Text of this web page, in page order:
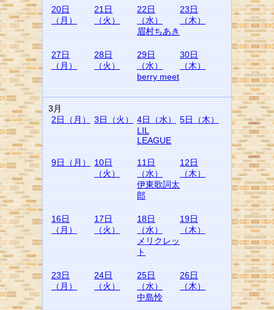
20日
（月）
21日
（火）
22日
（水）
眉村ちあき
23日
（木）
27日
（月）
28日
（火）
29日
（水）
berry meet
30日
（木）
3月
2日（月） 3日（火） 4日（水）
LIL
LEAGUE
5日（木）
9日（月） 10日
（火）
11日
（水）
伊東歌詞太
郎
12日
（木）
16日
（月）
17日
（火）
18日
（水）
メリクレッ
ト
19日
（木）
23日
（月）
24日
（火）
25日
（水）
中島怜
26日
（木）